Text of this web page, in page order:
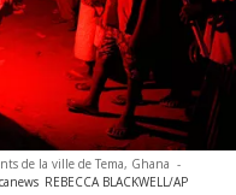
de la ville de Tema, Ghana -
REBECCA BLACKWELL/AP